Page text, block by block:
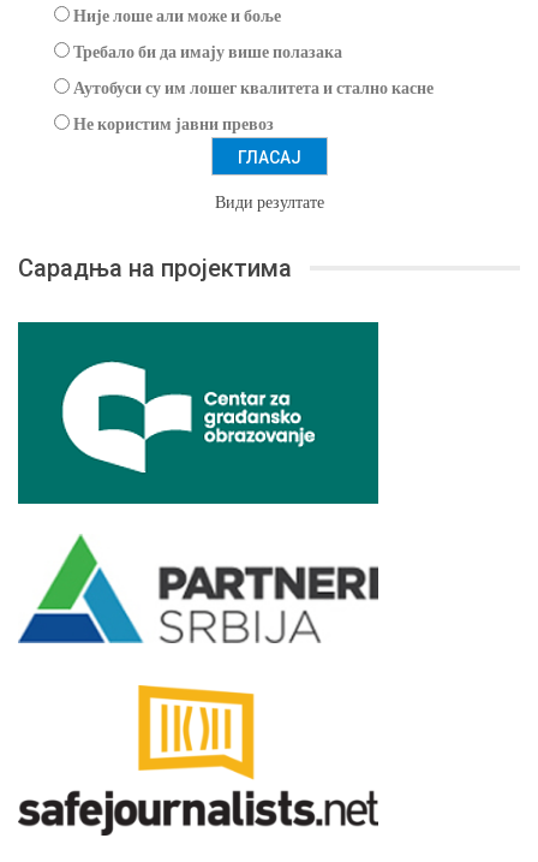
Није лоше али може и боље
Требало би да имају више полазака
Аутобуси су им лошег квалитета и стално касне
Не користим јавни превоз
Види резултате
Сарадња на пројектима